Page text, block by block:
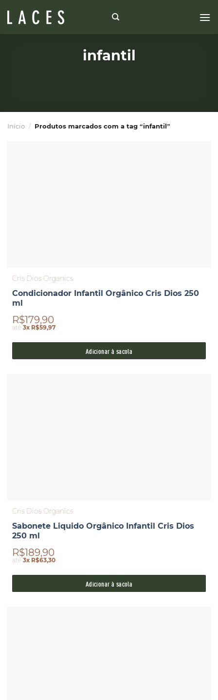
infantil
Início / Produtos marcados com a tag “infantil”
Cris Dios Organics
Condicionador Infantil Orgânico Cris Dios 250
ml
R$179,90
até3x R$59,97
Adicionar à sacola
Cris Dios Organics
Sabonete Liquido Orgânico Infantil Cris Dios
250 ml
R$189,90
até3x R$63,30
Adicionar à sacola